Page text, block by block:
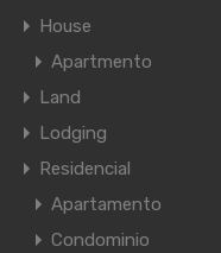
House
Apartmento
Land
Lodging
Residencial
Apartamento
Condominio